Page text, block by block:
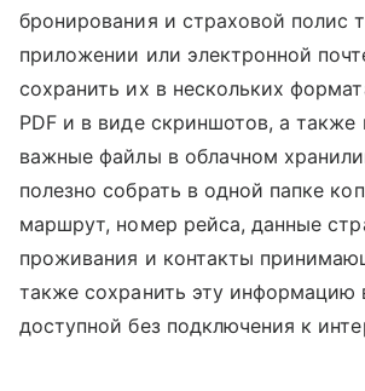
бронирования и страховой полис
приложении или электронной
сохранить их в нескольких
PDF и в виде скриншотов, а также
важные файлы в облачном
полезно собрать в одной папке
маршрут, номер рейса, данные
проживания и контакты
также сохранить эту информацию
доступной без подключения к